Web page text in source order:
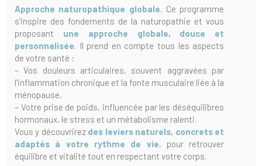
Approche naturopathique globale. Ce programme
s’inspire des fondements de la naturopathie et vous
proposant une approche globale, douce et
personnalisée. Il prend en compte tous les aspects
de votre santé :
– Vos douleurs articulaires, souvent aggravées par
l’inflammation chronique et la fonte musculaire liée à la
ménopause,
– Votre prise de poids, influencée par les déséquilibres
hormonaux, le stress et un métabolisme ralenti.
Vous y découvrirez des leviers naturels, concrets et
adaptés à votre rythme de vie, pour retrouver
équilibre et vitalité tout en respectant votre corps.